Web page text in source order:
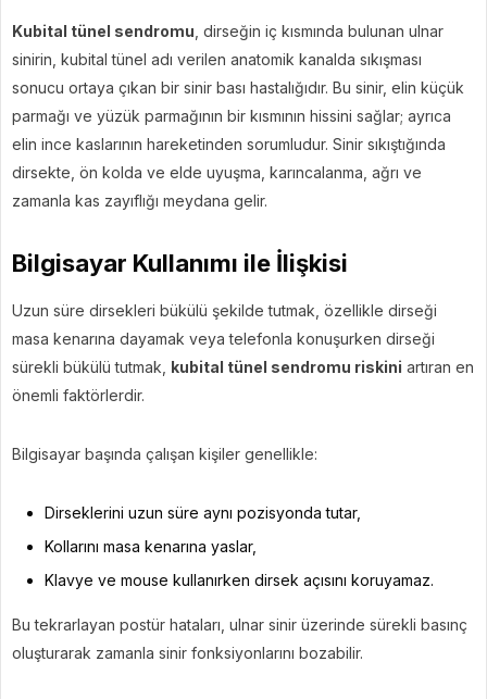
Kubital tünel sendromu , dirseğin iç kısmında bulunan ulnar
sinirin, kubital tünel adı verilen anatomik kanalda sıkışması
sonucu ortaya çıkan bir sinir bası hastalığıdır. Bu sinir, elin küçük
parmağı ve yüzük parmağının bir kısmının hissini sağlar; ayrıca
elin ince kaslarının hareketinden sorumludur. Sinir sıkıştığında
dirsekte, ön kolda ve elde uyuşma, karıncalanma, ağrı ve
zamanla kas zayıflığı meydana gelir.
Bilgisayar Kullanımı ile İlişkisi
Uzun süre dirsekleri bükülü şekilde tutmak, özellikle dirseği
masa kenarına dayamak veya telefonla konuşurken dirseği
sürekli bükülü tutmak, kubital tünel sendromu riskini artıran en
önemli faktörlerdir.
Bilgisayar başında çalışan kişiler genellikle:
Dirseklerini uzun süre aynı pozisyonda tutar,
Kollarını masa kenarına yaslar,
Klavye ve mouse kullanırken dirsek açısını koruyamaz.
Bu tekrarlayan postür hataları, ulnar sinir üzerinde sürekli basınç
oluşturarak zamanla sinir fonksiyonlarını bozabilir.